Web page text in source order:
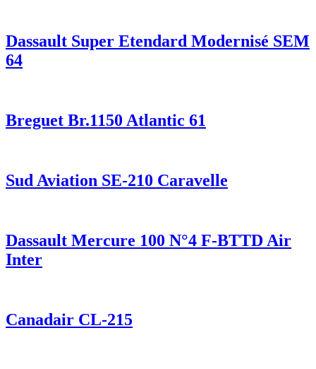
Dassault Super Etendard Modernisé SEM
64
Breguet Br.1150 Atlantic 61
Sud Aviation SE-210 Caravelle
Dassault Mercure 100 N°4 F-BTTD Air
Inter
Canadair CL-215